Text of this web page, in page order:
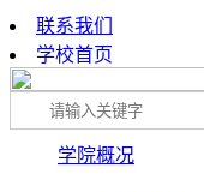
联系我们
学校首页
学院概况